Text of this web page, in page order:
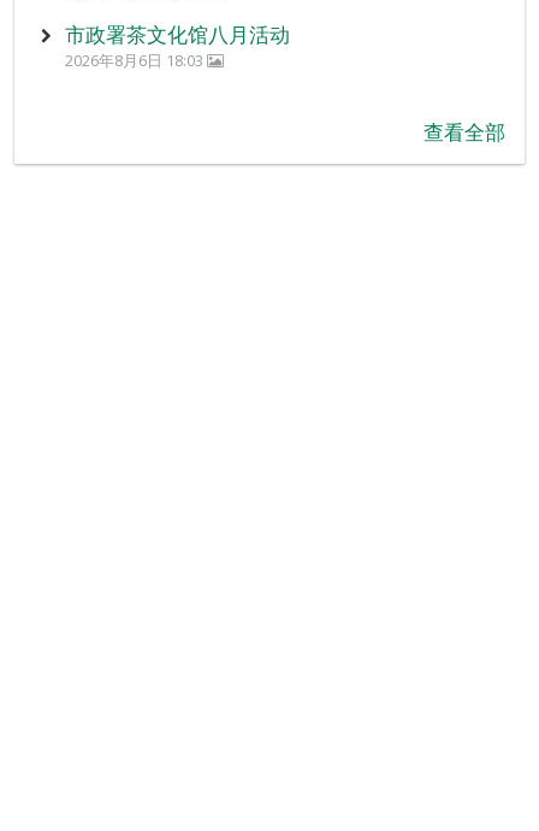
市政署茶文化馆八月活动
2026年8月6日 18:03
查看全部